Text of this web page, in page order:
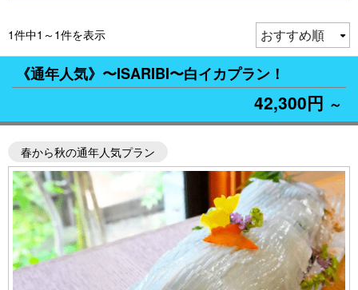
1件中1～1件を表示
《通年人気》〜ISARIBI〜白イカプラン！
42,300円 ～
春から秋の通年人気プラン